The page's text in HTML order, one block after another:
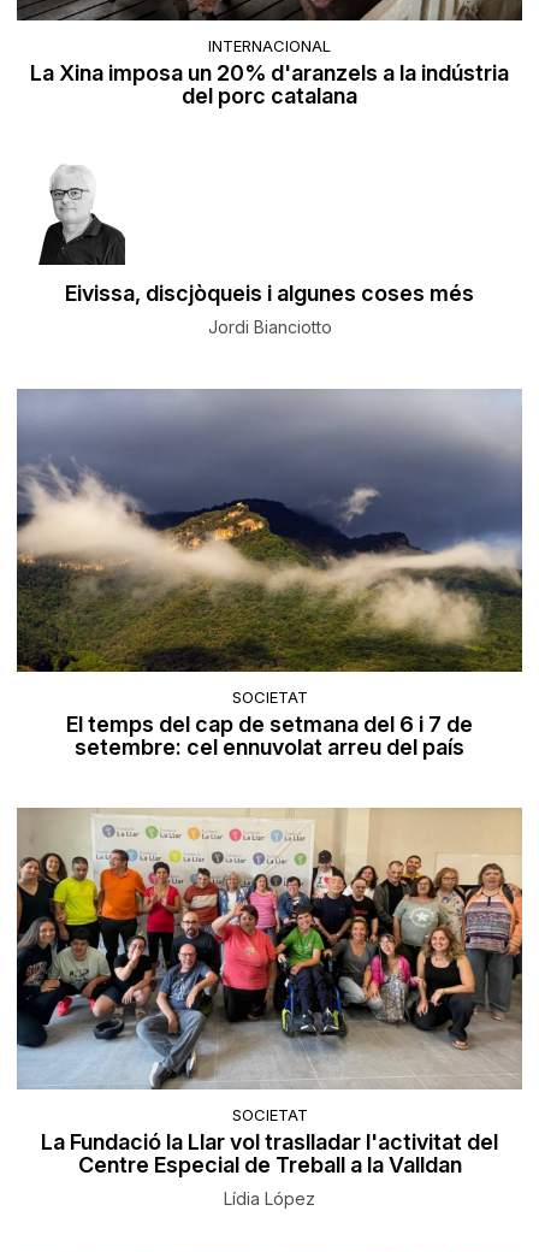
INTERNACIONAL
La Xina imposa un 20% d'aranzels a la indústria
del porc catalana
Eivissa, discjòqueis i algunes coses més
Jordi Bianciotto
SOCIETAT
El temps del cap de setmana del 6 i 7 de
setembre: cel ennuvolat arreu del país
SOCIETAT
La Fundació la Llar vol traslladar l'activitat del
Centre Especial de Treball a la Valldan
Lídia López